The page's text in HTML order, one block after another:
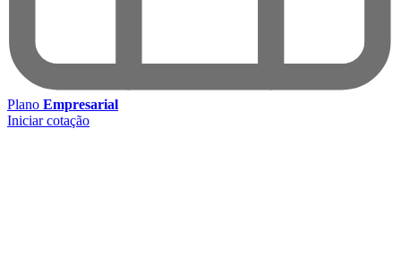
Plano Empresarial
Iniciar cotação